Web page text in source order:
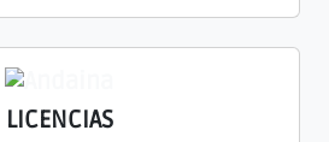
LICENCIAS